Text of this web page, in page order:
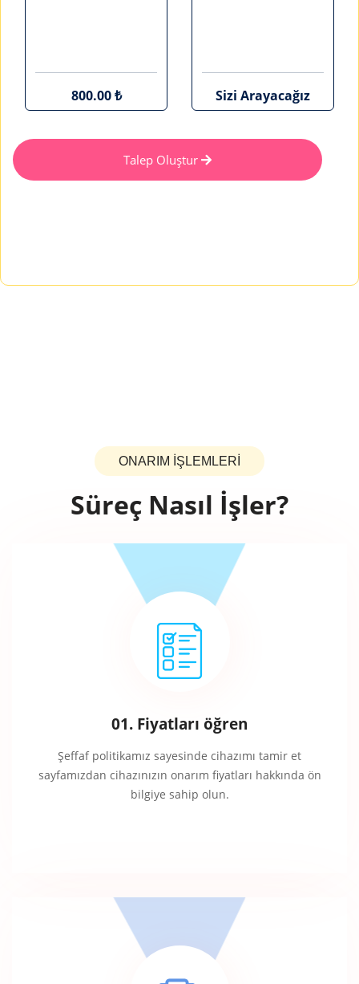
800.00 ₺ Sizi Arayacağız
Talep Oluştur
ONARIM İŞLEMLERİ
Süreç Nasıl İşler?
01. Fiyatları öğren
Şeffaf politikamız sayesinde cihazımı tamir et
sayfamızdan cihazınızın onarım fiyatları hakkında ön
bilgiye sahip olun.